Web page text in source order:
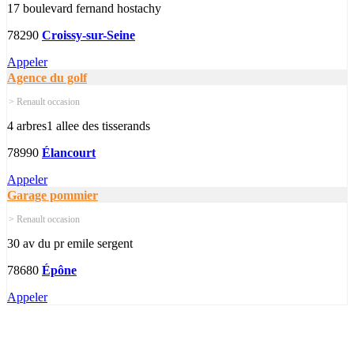
17 boulevard fernand hostachy
78290 Croissy-sur-Seine
Appeler
Agence du golf
> Renault occasion
4 arbres1 allee des tisserands
78990 Élancourt
Appeler
Garage pommier
> Renault occasion
30 av du pr emile sergent
78680 Épône
Appeler